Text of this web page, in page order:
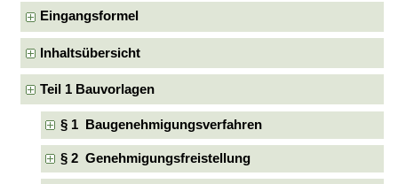
Eingangsformel
Inhaltsübersicht
Teil 1 Bauvorlagen
§ 1 Baugenehmigungsverfahren
§ 2 Genehmigungsfreistellung